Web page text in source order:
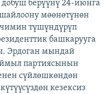
берүүнү 24-июнга
мөөнөтүнөн
түшүндүрүп
башкарууга
Эрдоган мындай
партиясынын
сүйлөшкөндөн
кезексиз